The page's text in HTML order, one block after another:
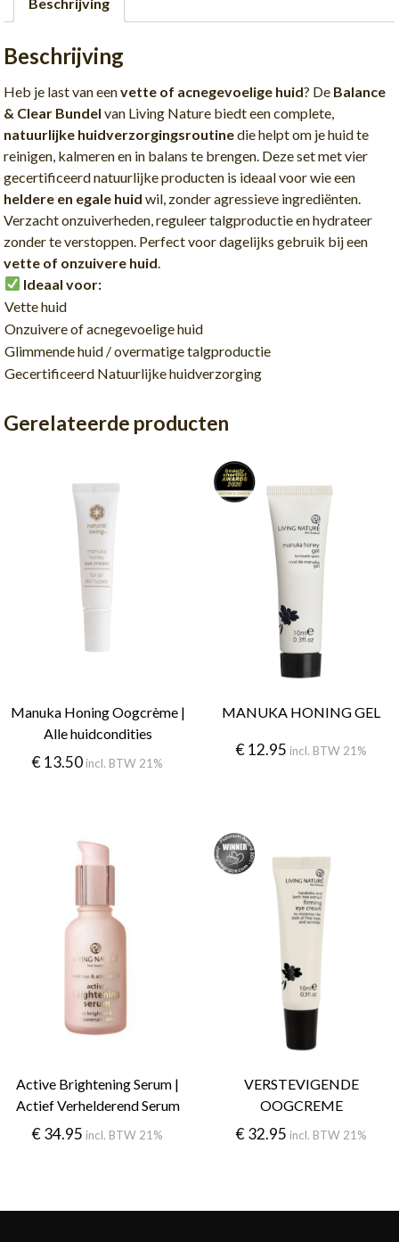
Beschrijving
Heb je last van eenvette of acnegevoelige huid? De Balance
& Clear Bundel van Living Nature biedt een complete,
natuurlijke huidverzorgingsroutinedie helpt om je huid te
reinigen, kalmeren en in balans te brengen. Deze set met vier
gecertificeerd natuurlijke producten is ideaal voor wie een
heldere en egale huid wil, zonder agressieve ingrediënten.
Verzacht onzuiverheden, reguleer talgproductie en hydrateer
zonder te verstoppen. Perfect voor dagelijks gebruik bij een
vette of onzuivere huid
Ideaal voor:
Vette huid
Onzuivere of acnegevoelige huid
Glimmende huid / overmatige talgproductie
Gecertificeerd Natuurlijke huidverzorging
Gerelateerde producten
Manuka Honing Oogcrème |
Alle huidcondities
€13.50 incl. BTW 21%
MANUKA HONING GEL
€12.95 incl. BTW 21%
Active Brightening Serum |
Actief Verhelderend Serum
€34.95 incl. BTW 21%
VERSTEVIGENDE
OOGCREME
€32.95 incl. BTW 21%